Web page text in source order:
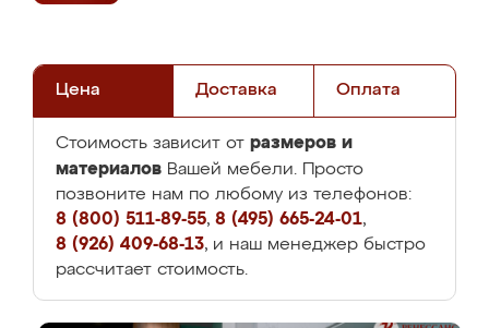
Цена Доставка Оплата
Стоимость зависит от размеров и
материалов Вашей мебели. Просто
позвоните нам по любому из телефонов:
8 (800) 511-89-55, 8 (495) 665-24-01,
8 (926) 409-68-13, и наш менеджер быстро
рассчитает стоимость.